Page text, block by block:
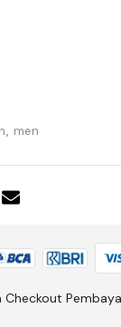
, men
Checkout